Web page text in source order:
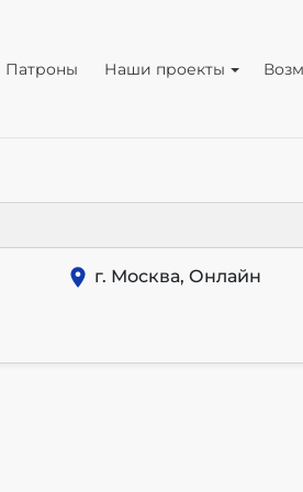
Патроны Наши проекты
г. Москва, Онлайн